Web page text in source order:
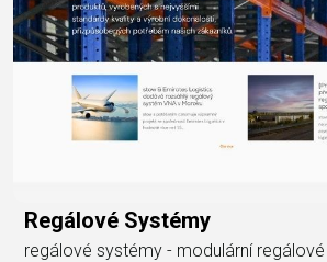
Regálové Systémy
regálové systémy - modulární